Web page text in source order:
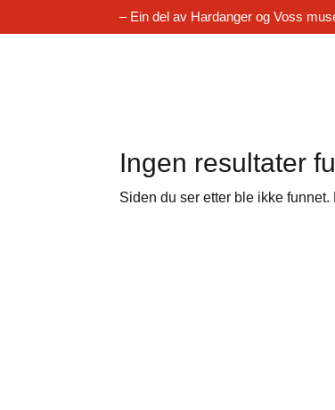
– Ein del av Hardanger og Voss
Ingen resultater
Siden du ser etter ble ikke